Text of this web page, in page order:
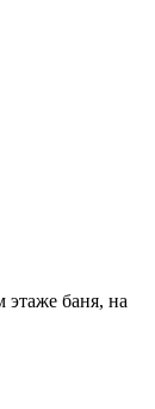
этаже баня, на